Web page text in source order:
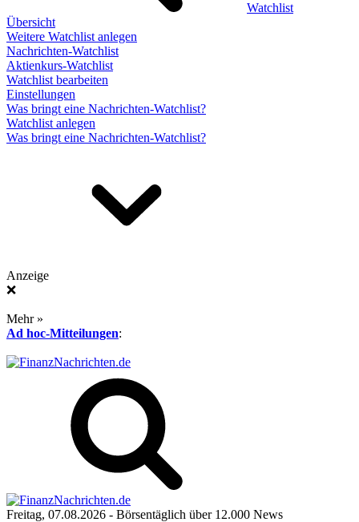
Watchlist
Übersicht
Weitere Watchlist anlegen
Nachrichten-Watchlist
Aktienkurs-Watchlist
Watchlist bearbeiten
Einstellungen
Was bringt eine Nachrichten-Watchlist?
Watchlist anlegen
Was bringt eine Nachrichten-Watchlist?
Anzeige
❌
Mehr »
Ad hoc-Mitteilungen:
Freitag, 07.08.2026 - Börsentäglich über 12.000 News